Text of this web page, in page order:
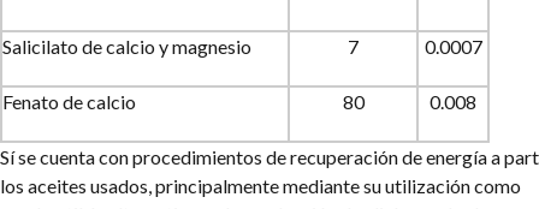
Salicilato de calcio y magnesio 7 0.0007
Fenato de calcio 80 0.008
Sí se cuenta con procedimientos de recuperación de energía a
los aceites usados, principalmente mediante su utilización como